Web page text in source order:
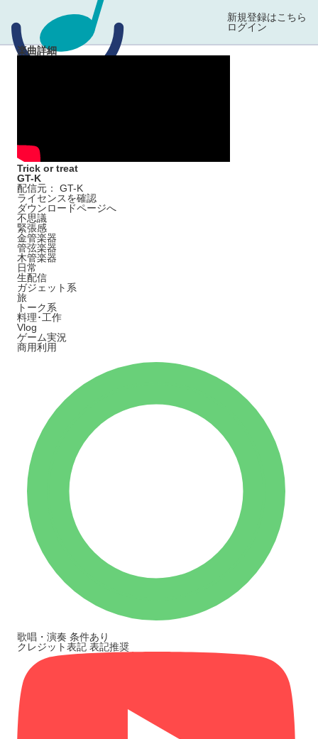
新規登録はこちら
ログイン
楽曲詳細
Trick or treat
GT-K
配信元： GT-K
ライセンスを確認
ダウンロードページへ
不思議
緊張感
金管楽器
管弦楽器
木管楽器
日常
生配信
ガジェット系
旅
トーク系
料理･工作
Vlog
ゲーム実況
商用利用
歌唱・演奏 条件あり
クレジット表記 表記推奨